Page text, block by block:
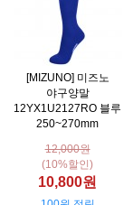
[MIZUNO] 미즈노
야구양말
12YX1U2127RO 블루
250~270mm
12,000원
(10%할인)
10,800원